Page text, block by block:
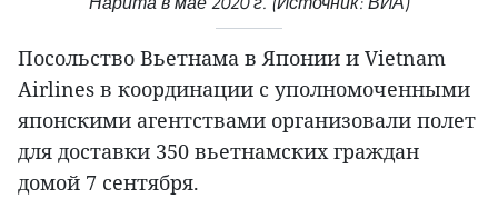
Посольство Вьетнама в Японии и Vietnam
Airlines в координации с уполномоченными
японскими агентствами организовали полет
для доставки 350 вьетнамских граждан
домой 7 сентября.